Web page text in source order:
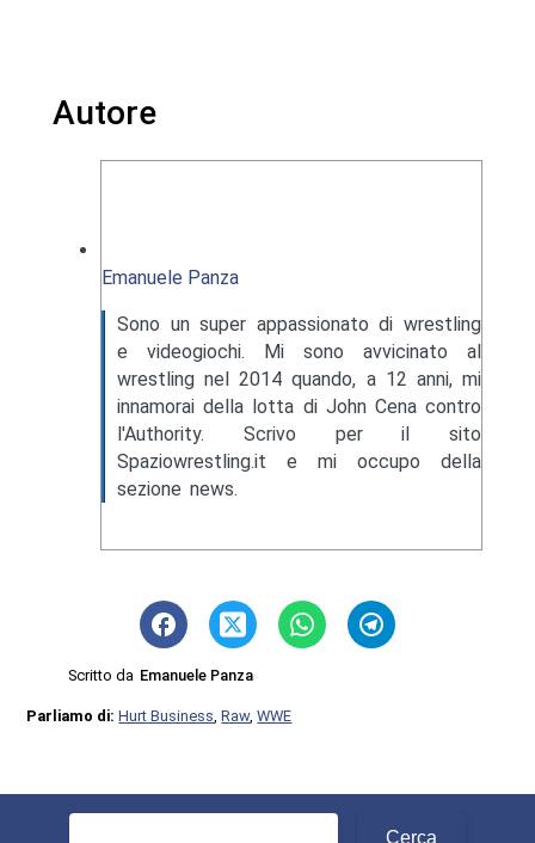
Autore
Emanuele Panza
Sono un super appassionato di wrestling
e videogiochi. Mi sono avvicinato al
wrestling nel 2014 quando, a 12 anni, mi
innamorai della lotta di John Cena contro
l'Authority. Scrivo per il sito
Spaziowrestling.it e mi occupo della
sezione news.
Scritto da Emanuele Panza
Parliamo di:Hurt Business ,Raw,WWE